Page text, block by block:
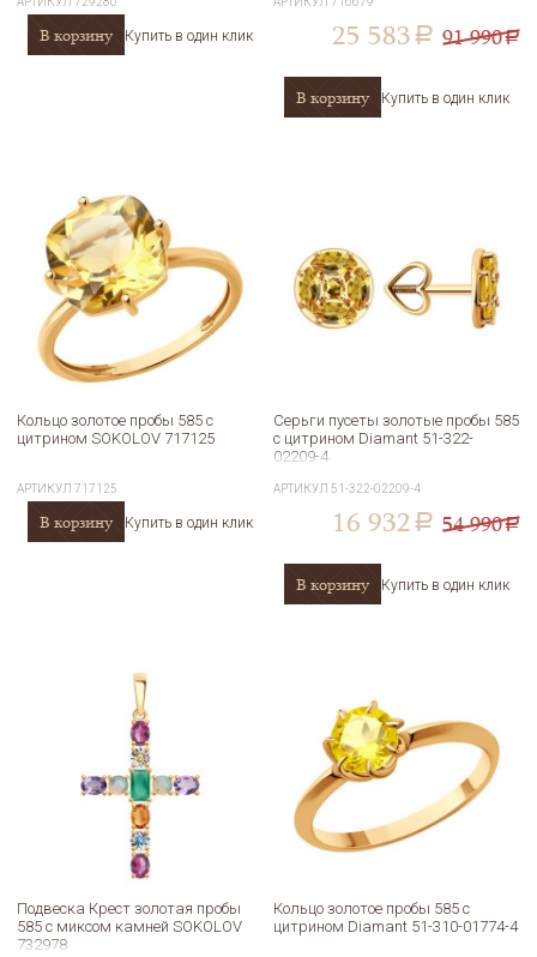
В корзину Купить в один клик 25 583 a 91 990a
В корзину Купить в один клик
Кольцо золотое пробы 585 с
цитрином SOKOLOV 717125
АРТИКУЛ 717125
В корзину Купить в один клик
Серьги пусеты золотые пробы 585
с цитрином Diamant 51-322-
02209-4
АРТИКУЛ51-322-02209-4
16 932 a 54 990a
В корзину Купить в один клик
Подвеска Крест золотая пробы
585 с миксом камней SOKOLOV
732978
Кольцо золотое пробы 585 с
цитрином Diamant 51-310-01774-4